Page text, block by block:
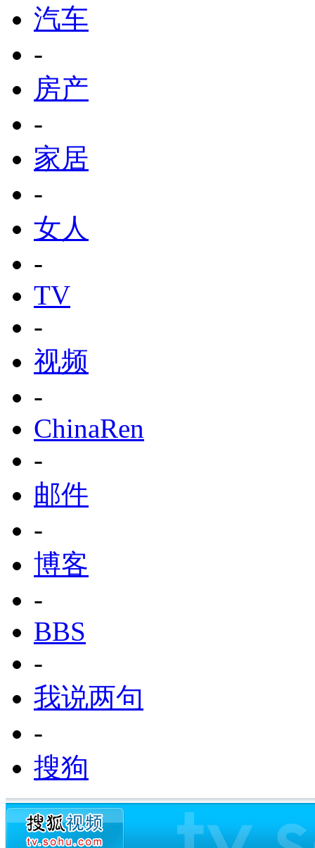
汽车
-
房产
-
家居
-
女人
-
TV
-
视频
-
ChinaRen
-
邮件
-
博客
-
BBS
-
我说两句
-
搜狗